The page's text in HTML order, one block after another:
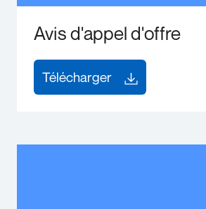
Avis d'appel d'offre
Télécharger